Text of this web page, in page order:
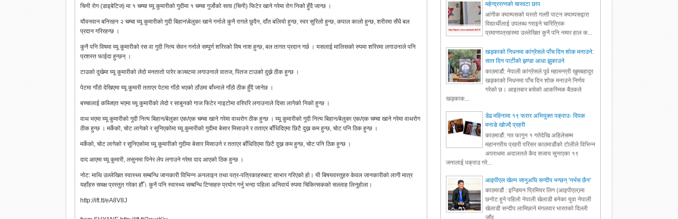
चिनी रोग (डाइबेटिज) मा १ चम्चा घ्यू कुमारीको गुदीमा १ चम्चा गुर्जोको सत्व (चिनी) फिटेर खाने गरेमा रोग निको हुँदै जान्छ ।
यौवनवान बनिरहन २ चम्चा घ्यू कुमारीको गुदी बिहान\बेलुका खाने गर्नाले कुनै रागले छुदैन, दाँत बलियो हुन्छ, स्वर सुरिलो हुन्छ, कपाल कालो हुन्छ, शरीरमा सँधै बल
प्रदान गरिरहन्छ ।
कुनै पनि विषमा घ्यू कुमारीको रस वा गुदी नित्य सेवन गर्नाले सम्पूर्ण शरिरको विष नाश हुन्छ, बल तागत प्रदान गर्छ । यसलाई मालिसको रुपमा शरिरमा लगाउनाले पनि
प्रशस्त फाईदा हुन्छन् ।
टाउको दुखेमा घ्यू कुमारीको लेदो मनतातो पारेर कञ्चटमा लगाउनाले वातज, पितज टाउको दुख्ने ठीक हुन्छ ।
पेटमा गाँठो देखिएमा घ्यू कुमारी तताएर पेटमा गाँठो भएको ठाँउमा बाँध्नाले गाँठो ठीक हुँदै जानेछ ।
बच्चालाई कब्जिएत भएमा घ्यू कुमारीको लेदो र साबुनको गाज फिटेर नाइटोमा वरिपरि लगाउनाले दिसा लागेको निको हुन्छ ।
वाथ भएमा घ्यू कुमारीको गुदी नित्य बिहान/बेलुका एक/एक चम्चा खाने गरेमा वाथरोग ठीक हुन्छ । घ्यू कुमारीको गुदी नित्य बिहान/बेलुका एक/एक चम्चा खाने गरेमा वाथरोग
ठीक हुन्छ । मर्केको, चोट लागेको र सुनिएकोमा घ्यू कुमारीको गुदीमा बेसार मिसाउने र तताएर बाँधिदिएमा छिटै दुख्न कम हुन्छ, चोट पनि ठिक हुन्छ ।
मर्केको, चोट लागेको र सुनिएकोमा घ्यू कुमारीको गुदीमा बेसार मिसाउने र तताएर बाँधिदिएमा छिटै दुख्न कम हुन्छ, चोट पनि ठिक हुन्छ ।
दाद आएमा घ्यू कुमारी, लसुनमा पिनेर लेप लगाउने गरेमा दाद आएको ठिक हुन्छ ।
नोट: माथि उल्लेखित स्वास्थ्य सम्बन्धि जानकारी विभिन्न अनलाइन तथा पत्र-पत्रिकाहरुबाट साभार गरिएको हो। यी बिषयवस्तुहरु केवल जानकारीको लागी मात्र
यहाँहरु समक्ष प्रस्तुत गरेका हौँ। कुनै पनि स्वास्थ्य सम्बन्धि टिप्सहरु प्रयोग गर्नु भन्दा पहिला अनिवार्य रुपमा चिकित्सकको सल्लाह लिनुहोला।
http://ift.tt/eA8V8J
महेन्द्ररत्नको चारवटा छाप
आंगीक क्याम्पसको यस्तो गल्ती पाटन क्याम्पसद्वारा
विद्यार्थीलाई उपलब्ध गराइने चारित्रिक
प्रमाणपत्रहरुमा उल्लेखित कुनै पनि नम्वर हाल क...
खड्काको निधनमा कांग्रेसले पाँच दिन शोक मनाउने:
सात दिन पार्टीको झण्डा आधा झुकाउने
काठमाडौं: नेपाली कांग्रेसले पूर्व महामन्त्री खुमबहादुर
खड्काको निधनमा पाँच दिन शोक मनाउने निर्णय
गरेको छ। आइतबार बसेको आकस्मिक बैठकले
खड्काक...
डेढ महिनामा १९ फरार अभियुक्त पक्राउः दिपक
मनाङे खोज्दै प्रहरी
काठमाडौं: गत फागुन १ गतेदेखि अहिलेसम्म
महानगरीय प्रहरी परिसर काठमाडौंको टोलीले विभिन्न
अपराधमा अदालतले कैद सजाय सुनाएका १९
जनालाई पक्राउ गरे...
आइपीएल खेल्न जानुअघि सन्दीप भन्छन् 'नर्भस छैन'
काठमाडौं : इन्डियन प्रिमियर लिग (आइपीएल)मा
छनोट हुने पहिलो नेपाली खेलाडी बनेका युवा नेपाली
खेलाडी सन्दीप लामिछाने मंगलवार भारतको दिल्ली
जाँद...